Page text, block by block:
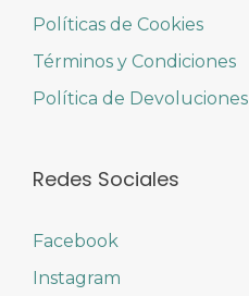
Políticas de Cookies
Términos y Condiciones
Política de Devoluciones
Redes Sociales
Facebook
Instagram